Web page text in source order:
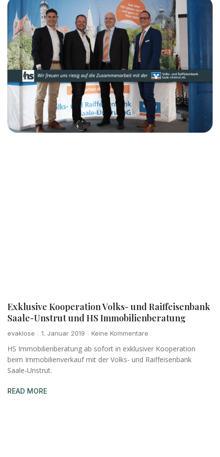
Exklusive Kooperation Volks- und Raiffeisenbank
Saale-Unstrut und HS Immobilienberatung
evaklose 1. Januar 2019 Keine Kommentare
HS Immobilienberatung ab sofort in exklusiver Kooperation
beim Immobilienverkauf mit der Volks- und Raiffeisenbank
Saale-Unstrut.
READ MORE